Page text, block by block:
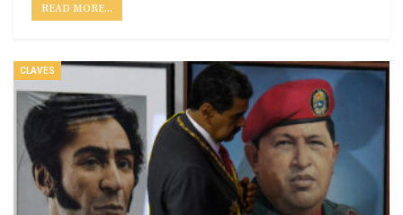
READ MORE...
CLAVES